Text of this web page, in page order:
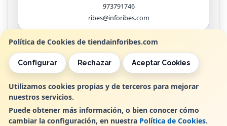
Política de Cookies de tiendainforibes.com
Configurar Rechazar Aceptar Cookies
Utilizamos cookies propias y de terceros para mejorar
nuestros servicios.
Puede obtener más información, o bien conocer cómo
cambiar la configuración, en nuestra Política de Cookies.
973791746
ribes@inforibes.com
Horario
de 9:00am - 13:30am / 17:00pm - 20:00pm
, , , , España. - C.I.F.: B25362799 - Tfno: